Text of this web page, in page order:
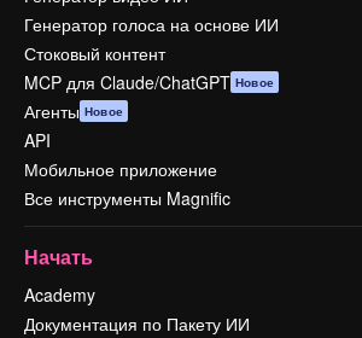
Генератор голоса на основе ИИ
Стоковый контент
MCP для Claude/ChatGPT Новое
Агенты Новое
API
Мобильное приложение
Все инструменты Magnific
Начать
Academy
Документация по Пакету ИИ